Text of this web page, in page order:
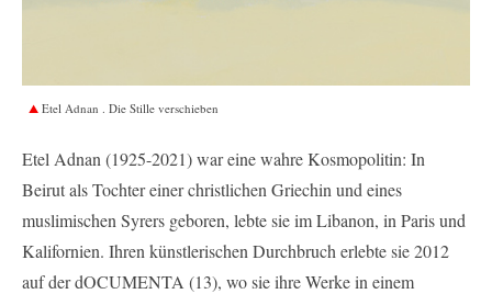
Etel Adnan . Die Stille verschieben
Etel Adnan (1925-2021) war eine wahre Kosmopolitin: In
Beirut als Tochter einer christlichen Griechin und eines
muslimischen Syrers geboren, lebte sie im Libanon, in Paris und
Kalifornien. Ihren künstlerischen Durchbruch erlebte sie 2012
auf der dOCUMENTA (13), wo sie ihre Werke in einem